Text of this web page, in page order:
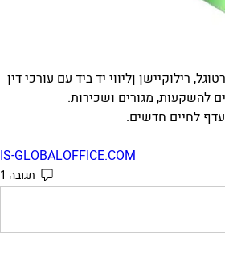
להשקעות, מגורים ושכירות.
לחיים חדשים.
IS-GLOBALOFFICE.COM
תגובה 1